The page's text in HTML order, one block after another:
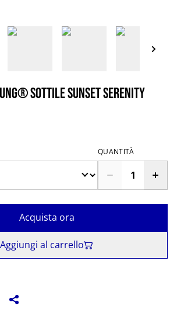
sottile sunset serenity
QUANTITÀ
Acquista ora
Aggiungi al carrello